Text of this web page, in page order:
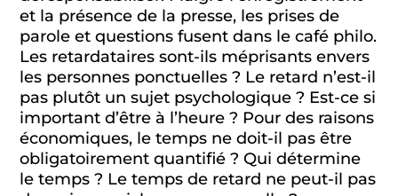
et la présence de la presse, les prises de
parole et questions fusent dans le café philo.
Les retardataires sont-ils méprisants envers
les personnes ponctuelles ? Le retard n’est-il
pas plutôt un sujet psychologique ? Est-ce si
important d’être à l’heure ? Pour des raisons
économiques, le temps ne doit-il pas être
obligatoirement quantifié ? Qui détermine
le temps ? Le temps de retard ne peut-il pas